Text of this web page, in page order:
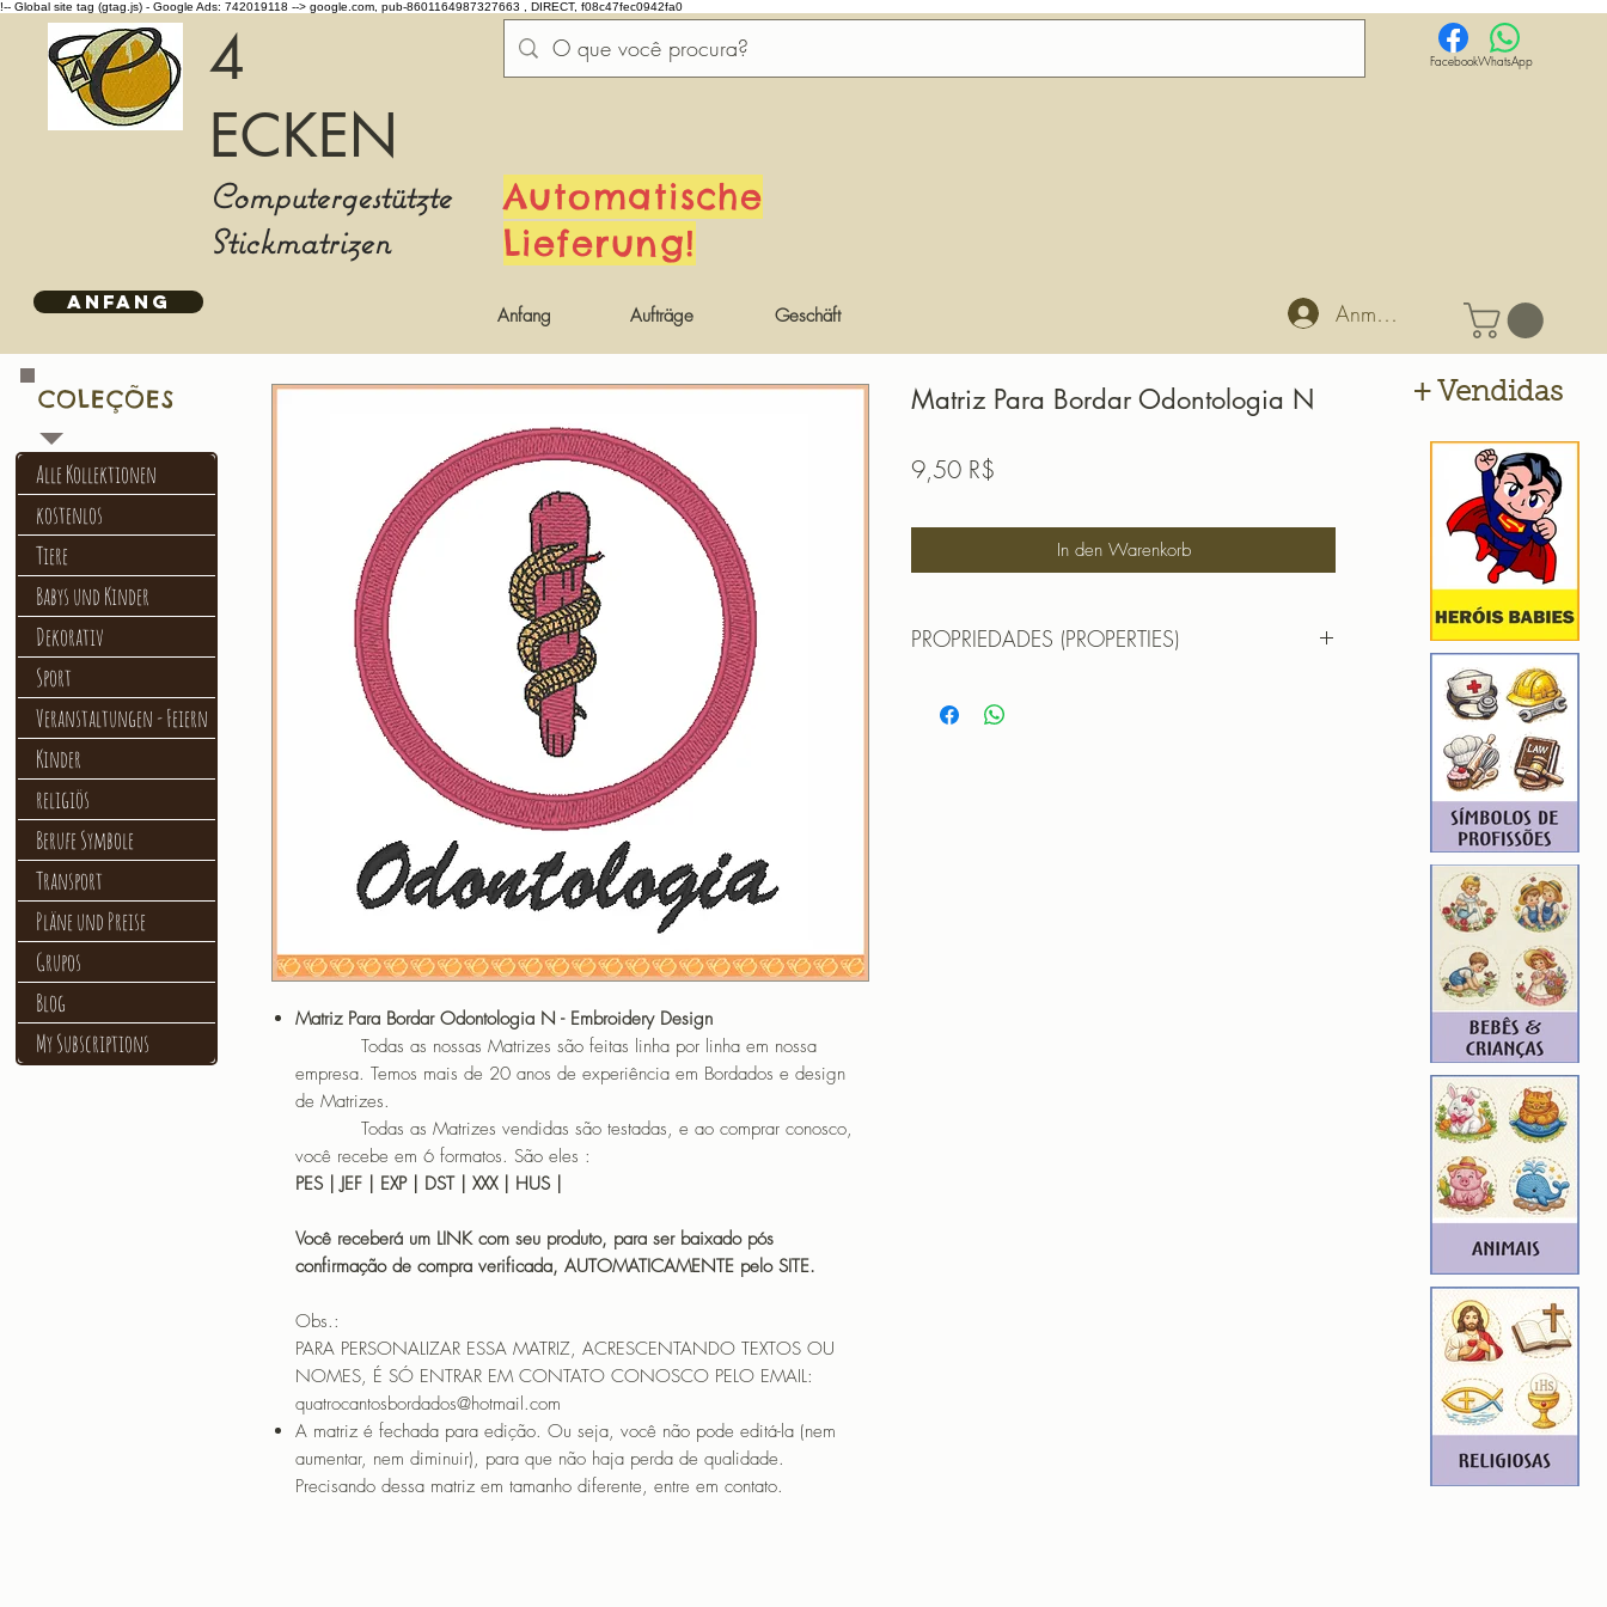
!-- Global site tag (gtag.js) - Google Ads: 742019118 --> google.com, pub-8601164987327663 , DIRECT, f08c47fec0942fa0
4
ECKEN
Computergestützte
Stickmatrizen
Automatische
Lieferung!
FacebookWhatsApp
ANFANG
Anfang Aufträge Geschäft Anmelden
Matriz Para Bordar Odontologia N - Embroidery Design
Todas as nossas Matrizes são feitas linha por linha em nossa
empresa. Temos mais de 20 anos de experiência em Bordados e design
de Matrizes.
Todas as Matrizes vendidas são testadas, e ao comprar conosco,
você recebe em 6 formatos. São eles :
PES | JEF | EXP | DST | XXX | HUS |
Você receberá um LINK com seu produto, para ser baixado pós
confirmação de compra verificada, AUTOMATICAMENTE pelo SITE.
Obs.:
PARA PERSONALIZAR ESSA MATRIZ, ACRESCENTANDO TEXTOS OU
NOMES, É SÓ ENTRAR EM CONTATO CONOSCO PELO EMAIL:
quatrocantosbordados@hotmail.com
A matriz é fechada para edição. Ou seja, você não pode editá-la (nem
aumentar, nem diminuir), para que não haja perda de qualidade.
Precisando dessa matriz em tamanho diferente, entre em contato.
Matriz Para Bordar Odontologia N
9,50 R$
In den Warenkorb
PROPRIEDADES (PROPERTIES)
PONTOS (STITCHES): 9960
Alle Kollektionen
kostenlos
Tiere
Babys und Kinder
Dekorativ
Sport
Veranstaltungen - Feiern
Kinder
religiös
Berufe Symbole
Transport
Pläne und Preise
Grupos
Blog
My Subscriptions
COLEÇÕES + Vendidas